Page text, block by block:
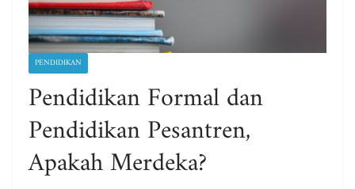
PENDIDIKAN
Pendidikan Formal dan
Pendidikan Pesantren,
Apakah Merdeka?